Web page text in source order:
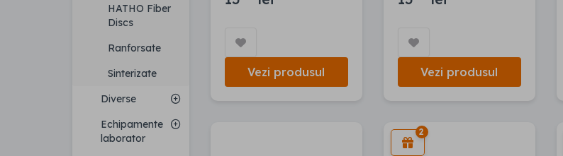
HATHO Fiber
Discs
Ranforsate
Sinterizate
Diverse
Echipamente
laborator
Vezi produsul Vezi produsul
2